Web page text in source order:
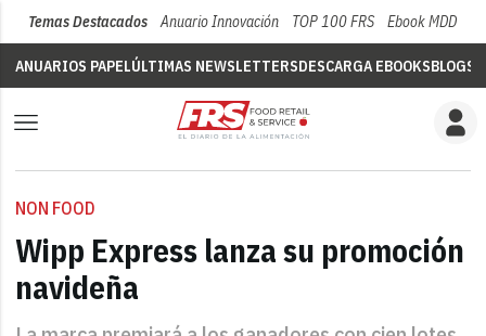
Temas Destacados Anuario Innovación TOP 100 FRS Ebook MDD
ANUARIOS PAPELÚLTIMAS NEWSLETTERSDESCARGA EBOOKSBLOGS
NON FOOD
Wipp Express lanza su promoción
navideña